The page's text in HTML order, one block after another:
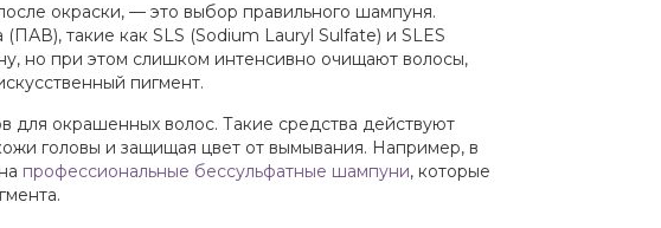
окраски, — это выбор правильного шампуня.
такие как SLS (Sodium Lauryl Sulfate) и SLES
но при этом слишком интенсивно очищают волосы,
пигмент.
окрашенных волос. Такие средства действуют
головы и защищая цвет от вымывания. Например, в
профессиональные бессульфатные шампуни, которые